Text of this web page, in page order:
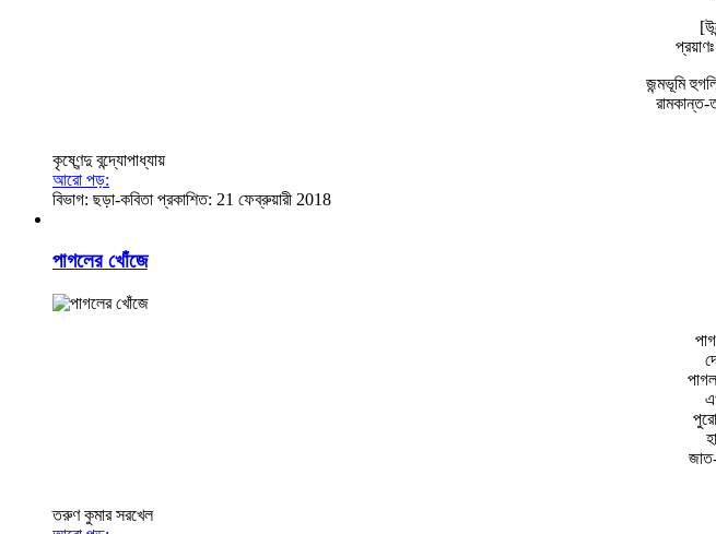
জন্মভূমি
রামকান্ত-
কৃষ্ণেন্দু বন্দ্যোপাধ্যায়
আরো পড়:
বিভাগ: ছড়া-কবিতা প্রকাশিত: 21 ফেব্রুয়ারী 2018
পাগলের খোঁজে
তরুণ কুমার সরখেল